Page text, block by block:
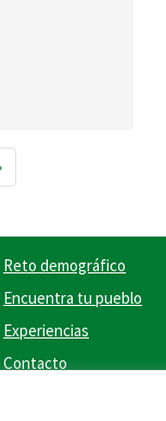
Reto demográfico
Encuentra tu pueblo
Experiencias
Contacto